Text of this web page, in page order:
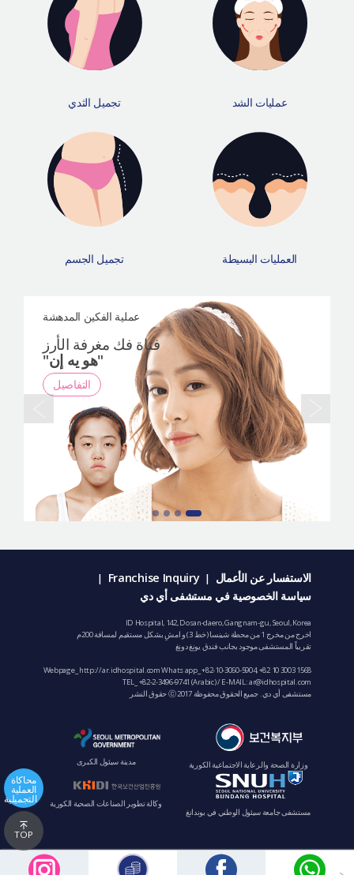
عمليات الشد تجميل الثدي
العمليات البسيطة تجميل الجسم
عملية الفكين المدهشة
فتاة فك مغرفة الأرز
"هو يه إن"
التفاصيل
الاستفسار عن الأعمال |
Franchise Inquiry
|
سياسة الخصوصية في مستشفى أي دي
ID Hospital, 142, Dosan-daero, Gangnam-gu, Seoul, Korea
اخرج من مخرج 1 من محطة شينسا (خط 3) و امشِ بشكل مستقيم لمسافة 200م
تقريباً المستشفى موجود بجانب فندق يونغ دونغ
Webpage_ http://ar.idhospital.com Whats app_+82-10-3060-5904,+82 10 3003 1568
TEL_ +82-2-3496-9741 (Arabic) / E-MAIL:ar@idhospital.com
مستشفى أي دي. جميع الحقوق محفوظة ⓒ 2017 حقوق النشر
وزارة الصحة والرعاية الاجتماعية الكورية مدينة سيئول الكبرى
مستشفى جامعة سيئول الوطني في بوندانغ
وكالة تطوير الصناعات الصحية الكورية
محاكاة
العملية
التجميلية
TOP